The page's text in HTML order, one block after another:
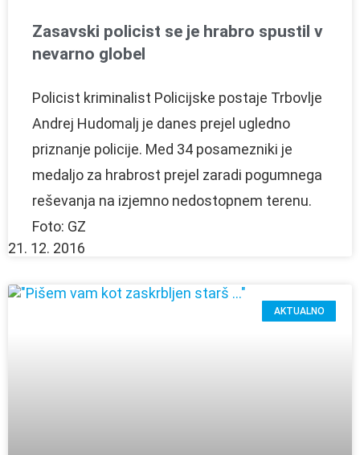
Zasavski policist se je hrabro spustil v
nevarno globel
Policist kriminalist Policijske postaje Trbovlje
Andrej Hudomalj je danes prejel ugledno
priznanje policije. Med 34 posamezniki je
medaljo za hrabrost prejel zaradi pogumnega
reševanja na izjemno nedostopnem terenu.
Foto: GZ
21. 12. 2016
AKTUALNO